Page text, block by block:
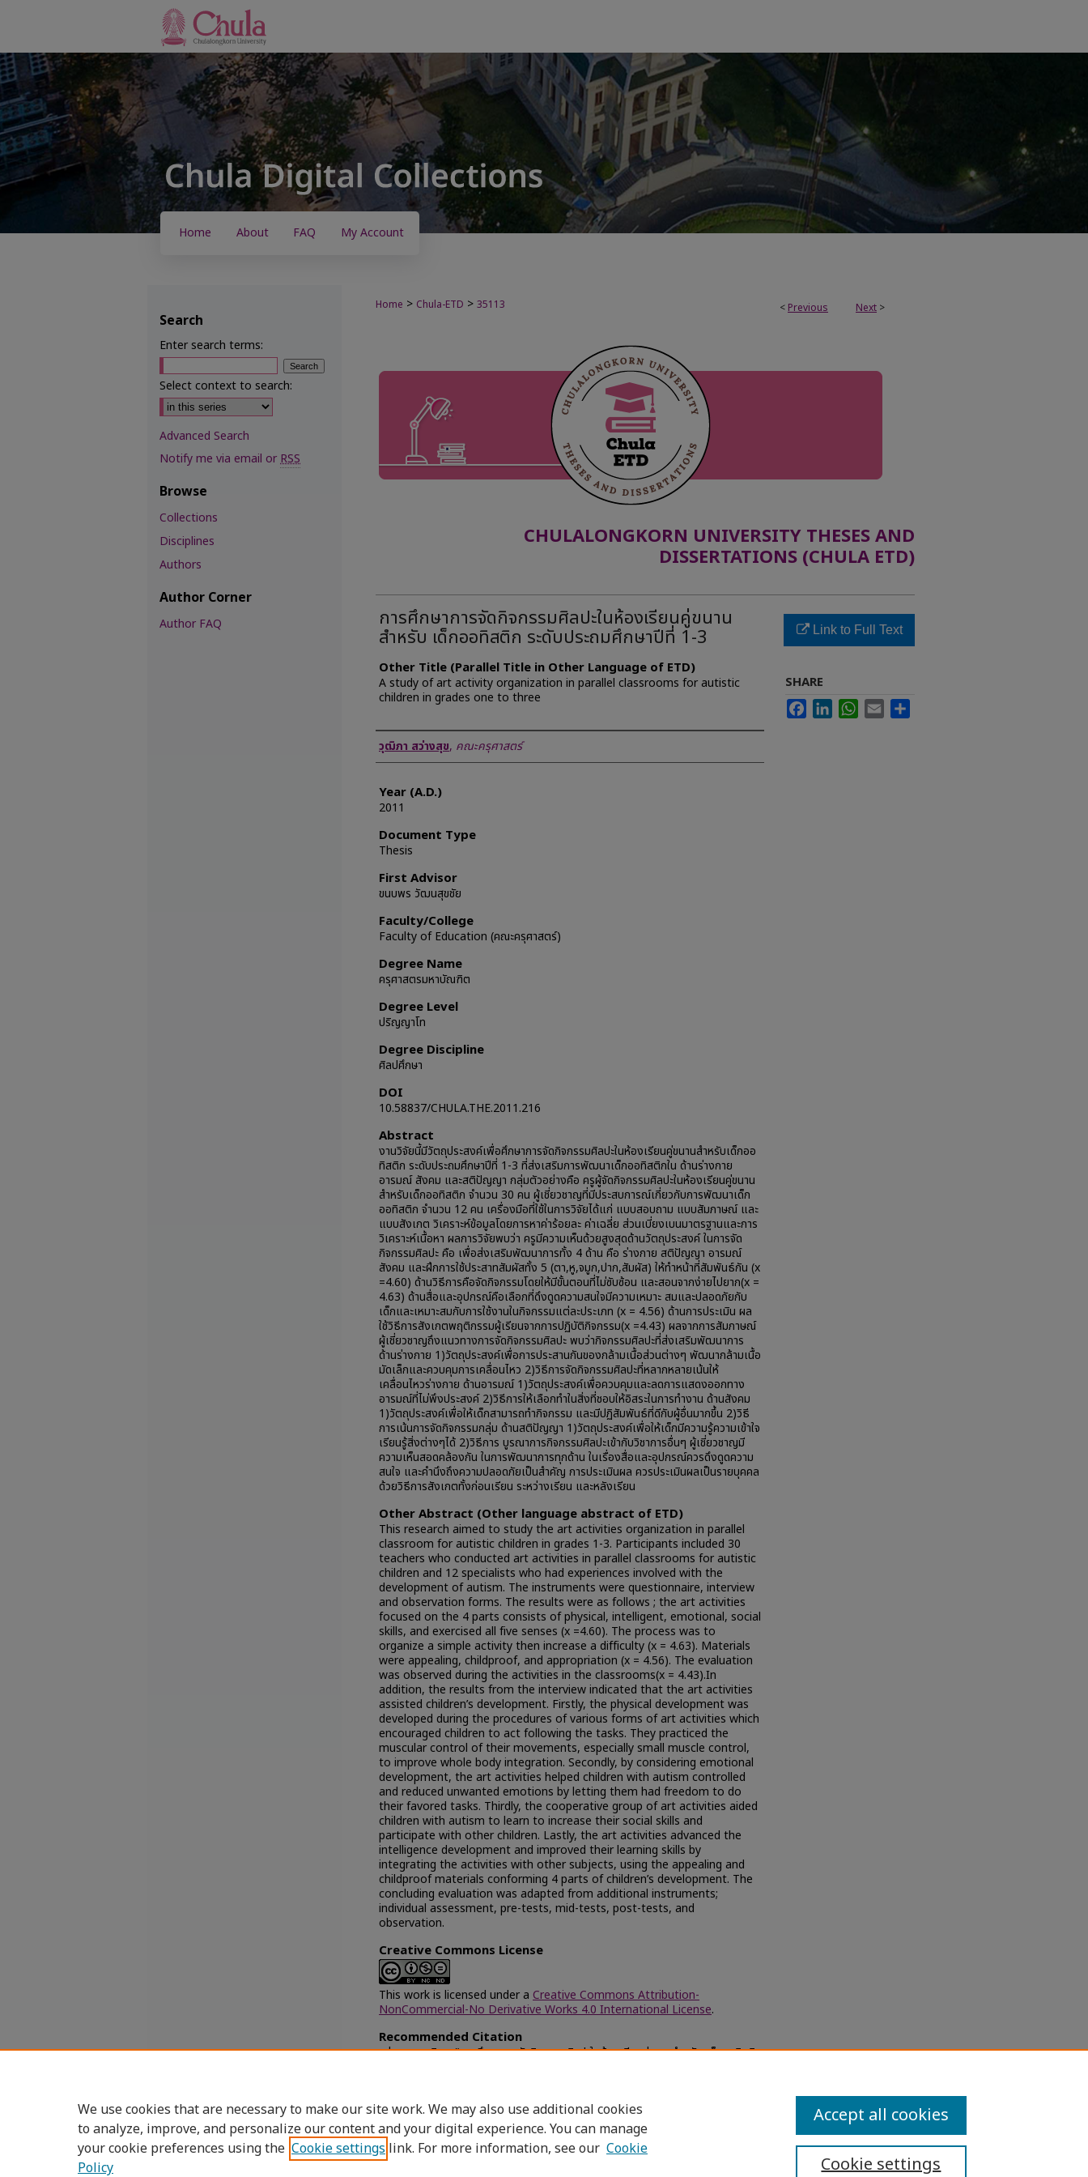
Home About FAQ My Account
< Previous Next >
Home > Chula-ETD > 35113
CHULALONGKORN UNIVERSITY THESES AND
DISSERTATIONS (CHULA ETD)
การศึกษาการจัดกิจกรรมศิลปะในห้องเรียนคู่ขนาน
สำหรับ เด็กออทิสติก ระดับประถมศึกษาปีที่ 1-3
Other Title (Parallel Title in Other Language of ETD)
A study of art activity organization in parallel classrooms for autistic
children in grades one to three
Author
วุฒิภา สว่างสุข, คณะครุศาสตร์
Year (A.D.)
2011
Document Type
Thesis
First Advisor
ขนบพร วัฒนสุขชัย
Faculty/College
Faculty of Education (คณะครุศาสตร์)
Degree Name
ครุศาสตรมหาบัณฑิต
Degree Level
ปริญญาโท
Degree Discipline
ศิลปศึกษา
DOI
10.58837/CHULA.THE.2011.216
Abstract
งานวิจัยนี้มีวัตถุประสงค์เพื่อศึกษาการจัดกิจกรรมศิลปะในห้องเรียนคู่ขนานสำหรับเด็กออ
ทิสติก ระดับประถมศึกษาปีที่ 1-3 ที่ส่งเสริมการพัฒนาเด็กออทิสติกใน ด้านร่างกาย
อารมณ์ สังคม และสติปัญญา กลุ่มตัวอย่างคือ ครูผู้จัดกิจกรรมศิลปะในห้องเรียนคู่ขนาน
สำหรับเด็กออทิสติก จำนวน 30 คน ผู้เชี่ยวชาญที่มีประสบการณ์เกี่ยวกับการพัฒนาเด็ก
ออทิสติก จำนวน 12 คน เครื่องมือที่ใช้ในการวิจัยได้แก่ แบบสอบถาม แบบสัมภาษณ์ และ
แบบสังเกต วิเคราะห์ข้อมูลโดยการหาค่าร้อยละ ค่าเฉลี่ย ส่วนเบี่ยงเบนมาตรฐานและการ
วิเคราะห์เนื้อหา ผลการวิจัยพบว่า ครูมีความเห็นด้วยสูงสุดด้านวัตถุประสงค์ ในการจัด
กิจกรรมศิลปะ คือ เพื่อส่งเสริมพัฒนาการทั้ง 4 ด้าน คือ ร่างกาย สติปัญญา อารมณ์
สังคม และฝึกการใช้ประสาทสัมผัสทั้ง 5 (ตา,หู,จมูก,ปาก,สัมผัส) ให้ทำหน้าที่สัมพันธ์กัน (x
=4.60) ด้านวิธีการคือจัดกิจกรรมโดยให้มีขั้นตอนที่ไม่ซับซ้อน และสอนจากง่ายไปยาก(x =
4.63) ด้านสื่อและอุปกรณ์คือเลือกที่ดึงดูดความสนใจมีความเหมาะ สมและปลอดภัยกับ
เด็กและเหมาะสมกับการใช้งานในกิจกรรมแต่ละประเภท (x = 4.56) ด้านการประเมิน ผล
ใช้วิธีการสังเกตพฤติกรรมผู้เรียนจากการปฏิบัติกิจกรรม(x =4.43) ผลจากการสัมภาษณ์
ผู้เชี่ยวชาญถึงแนวทางการจัดกิจกรรมศิลปะ พบว่ากิจกรรมศิลปะที่ส่งเสริมพัฒนาการ
ด้านร่างกาย 1)วัตถุประสงค์เพื่อการประสานกันของกล้ามเนื้อส่วนต่างๆ พัฒนากล้ามเนื้อ
มัดเล็กและควบคุมการเคลื่อนไหว 2)วิธีการจัดกิจกรรมศิลปะที่หลากหลายเน้นให้
เคลื่อนไหวร่างกาย ด้านอารมณ์ 1)วัตถุประสงค์เพื่อควบคุมและลดการแสดงออกทาง
อารมณ์ที่ไม่พึงประสงค์ 2)วิธีการให้เลือกทำในสิ่งที่ชอบให้อิสระในการทำงาน ด้านสังคม
1)วัตถุประสงค์เพื่อให้เด็กสามารถทำกิจกรรม และมีปฏิสัมพันธ์ที่ดีกับผู้อื่นมากขึ้น 2)วิธี
การเน้นการจัดกิจกรรมกลุ่ม ด้านสติปัญญา 1)วัตถุประสงค์เพื่อให้เด็กมีความรู้ความเข้าใจ
เรียนรู้สิ่งต่างๆได้ 2)วิธีการ บูรณาการกิจกรรมศิลปะเข้ากับวิชาการอื่นๆ ผู้เชี่ยวชาญมี
ความเห็นสอดคล้องกัน ในการพัฒนาการทุกด้าน ในเรื่องสื่อและอุปกรณ์ควรดึงดูดความ
สนใจ และคำนึงถึงความปลอดภัยเป็นสำคัญ การประเมินผล ควรประเมินผลเป็นรายบุคคล
ด้วยวิธีการสังเกตทั้งก่อนเรียน ระหว่างเรียน และหลังเรียน
Other Abstract (Other language abstract of ETD)
This research aimed to study the art activities organization in parallel
classroom for autistic children in grades 1-3. Participants included 30
teachers who conducted art activities in parallel classrooms for autistic
children and 12 specialists who had experiences involved with the
development of autism. The instruments were questionnaire, interview
and observation forms. The results were as follows ; the art activities
focused on the 4 parts consists of physical, intelligent, emotional, social
skills, and exercised all five senses (x =4.60). The process was to
organize a simple activity then increase a difficulty (x = 4.63). Materials
were appealing, childproof, and appropriation (x = 4.56). The evaluation
was observed during the activities in the classrooms(x = 4.43).In
addition, the results from the interview indicated that the art activities
assisted children’s development. Firstly, the physical development was
developed during the procedures of various forms of art activities which
encouraged children to act following the tasks. They practiced the
muscular control of their movements, especially small muscle control,
to improve whole body integration. Secondly, by considering emotional
development, the art activities helped children with autism controlled
and reduced unwanted emotions by letting them had freedom to do
their favored tasks. Thirdly, the cooperative group of art activities aided
children with autism to learn to increase their social skills and
participate with other children. Lastly, the art activities advanced the
intelligence development and improved their learning skills by
integrating the activities with other subjects, using the appealing and
childproof materials conforming 4 parts of children’s development. The
concluding evaluation was adapted from additional instruments;
individual assessment, pre-tests, mid-tests, post-tests, and
observation.
Creative Commons License
This work is licensed under a Creative Commons Attribution-
NonCommercial-No Derivative Works 4.0 International License.
Recommended Citation
สว่างสุข, วุฒิภา, "การศึกษาการจัดกิจกรรมศิลปะในห้องเรียนคู่ขนานสำหรับ เด็กออทิสติ
Link to Full Text
SHARE
FacebookLinkedInWhatsApp
Email
Search
Enter search terms:
Select context to search:
Advanced Search
Notify me via email orRSS
Browse
Collections
Disciplines
Authors
Author Corner
Author FAQ
We use cookies that are necessary to make our site work. We may also use additional cookies
to analyze, improve, and personalize our content and your digital experience. You can manage
your cookie preferences using the Cookie settings link. For more information, see our Cookie
Policy
Cookie settings
Accept all cookies